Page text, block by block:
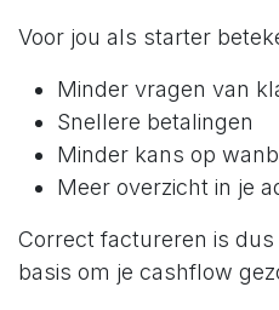
Voor jou als starter
Minder vragen van
Snellere betalingen
Minder kans op
Meer overzicht in je
Correct factureren is
basis om je cashflow